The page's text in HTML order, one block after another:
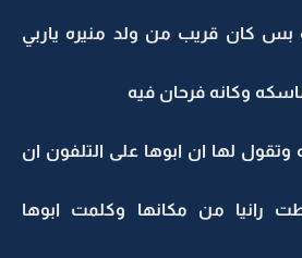
بس كان قريب من ولد منيره ياربي
وكانه فرحان فيه
وتقول لها ان ابوها على التلفون ان
رانيا من مكانها وكلمت ابوها